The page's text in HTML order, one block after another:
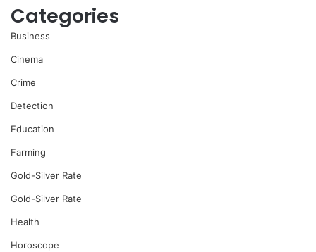
Categories
Business
Cinema
Crime
Detection
Education
Farming
Gold-Silver Rate
Gold-Silver Rate
Health
Horoscope